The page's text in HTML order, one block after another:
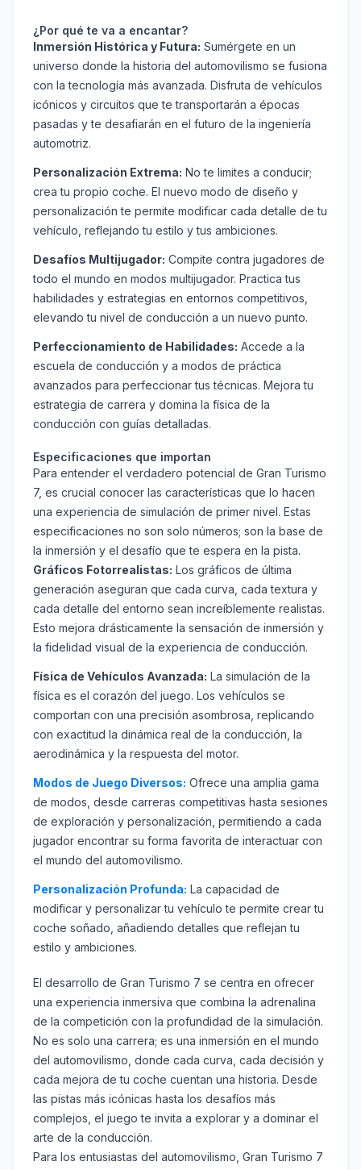
¿Por qué te va a encantar?
Inmersión Histórica y Futura: Sumérgete en un
universo donde la historia del automovilismo se fusiona
con la tecnología más avanzada. Disfruta de vehículos
icónicos y circuitos que te transportarán a épocas
pasadas y te desafiarán en el futuro de la ingeniería
automotriz.
Personalización Extrema: No te limites a conducir;
crea tu propio coche. El nuevo modo de diseño y
personalización te permite modificar cada detalle de tu
vehículo, reflejando tu estilo y tus ambiciones.
Desafíos Multijugador: Compite contra jugadores de
todo el mundo en modos multijugador. Practica tus
habilidades y estrategias en entornos competitivos,
elevando tu nivel de conducción a un nuevo punto.
Perfeccionamiento de Habilidades: Accede a la
escuela de conducción y a modos de práctica
avanzados para perfeccionar tus técnicas. Mejora tu
estrategia de carrera y domina la física de la
conducción con guías detalladas.
Especificaciones que importan
Para entender el verdadero potencial de Gran Turismo
7, es crucial conocer las características que lo hacen
una experiencia de simulación de primer nivel. Estas
especificaciones no son solo números; son la base de
la inmersión y el desafío que te espera en la pista.
Gráficos Fotorrealistas: Los gráficos de última
generación aseguran que cada curva, cada textura y
cada detalle del entorno sean increíblemente realistas.
Esto mejora drásticamente la sensación de inmersión y
la fidelidad visual de la experiencia de conducción.
Física de Vehículos Avanzada: La simulación de la
física es el corazón del juego. Los vehículos se
comportan con una precisión asombrosa, replicando
con exactitud la dinámica real de la conducción, la
aerodinámica y la respuesta del motor.
Modos de Juego Diversos: Ofrece una amplia gama
de modos, desde carreras competitivas hasta sesiones
de exploración y personalización, permitiendo a cada
jugador encontrar su forma favorita de interactuar con
el mundo del automovilismo.
Personalización Profunda: La capacidad de
modificar y personalizar tu vehículo te permite crear tu
coche soñado, añadiendo detalles que reflejan tu
estilo y ambiciones.
El desarrollo de Gran Turismo 7 se centra en ofrecer
una experiencia inmersiva que combina la adrenalina
de la competición con la profundidad de la simulación.
No es solo una carrera; es una inmersión en el mundo
del automovilismo, donde cada curva, cada decisión y
cada mejora de tu coche cuentan una historia. Desde
las pistas más icónicas hasta los desafíos más
complejos, el juego te invita a explorar y a dominar el
arte de la conducción.
Para los entusiastas del automovilismo, Gran Turismo 7